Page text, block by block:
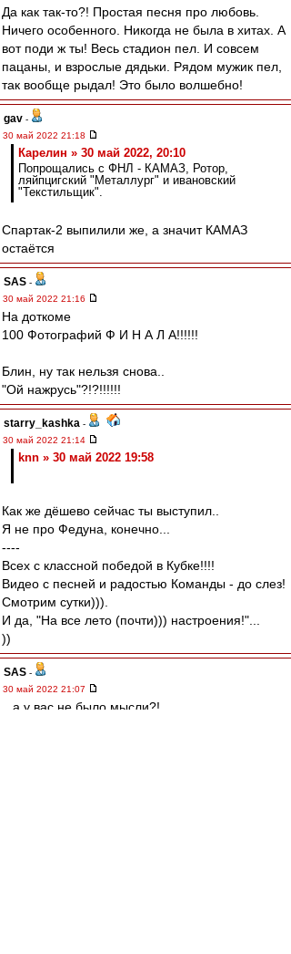
Да как так-то?! Простая песня про любовь.
Ничего особенного. Никогда не была в хитах. А
вот поди ж ты! Весь стадион пел. И совсем
пацаны, и взрослые дядьки. Рядом мужик пел,
так вообще рыдал! Это было волшебно!
gav -
30 май 2022 21:18
Карелин » 30 май 2022, 20:10
Попрощались с ФНЛ - КАМАЗ, Ротор,
ляйпцигский "Металлург" и ивановский
"Текстильщик".
Спартак-2 выпилили же, а значит КАМАЗ
остаётся
SAS -
30 май 2022 21:16
На доткоме
100 Фотографий Ф И Н А Л А!!!!!!
Блин, ну так нельзя снова..
"Ой нажрусь"?!?!!!!!!
starry_kashka -
30 май 2022 21:14
knn » 30 май 2022 19:58
Как же дёшево сейчас ты выступил..
Я не про Федуна, конечно...
----
Всех с классной победой в Кубке!!!!
Видео с песней и радостью Команды - до слез!
Смотрим сутки))).
И да, "На все лето (почти))) настроения!"...
))
SAS -
30 май 2022 21:07
...а у вас не было мысли?!,